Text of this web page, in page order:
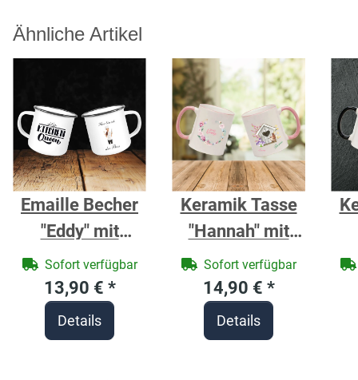
Ähnliche Artikel
Emaille Becher
"Eddy" mit
Motivdruck
Küchenchefin
Sofort verfügbar
13,90 € *
Details
Keramik Tasse
"Hannah" mit
farbigen Henkel
Motivdruck
Sweet home
Sofort verfügbar
14,90 € *
Details